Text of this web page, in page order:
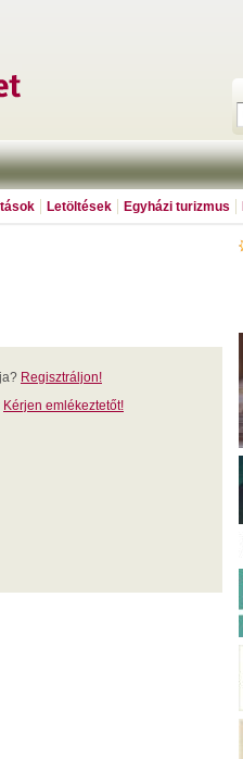
Letöltések Egyházi turizmus
Regisztráljon!
Kérjen emlékeztetőt!